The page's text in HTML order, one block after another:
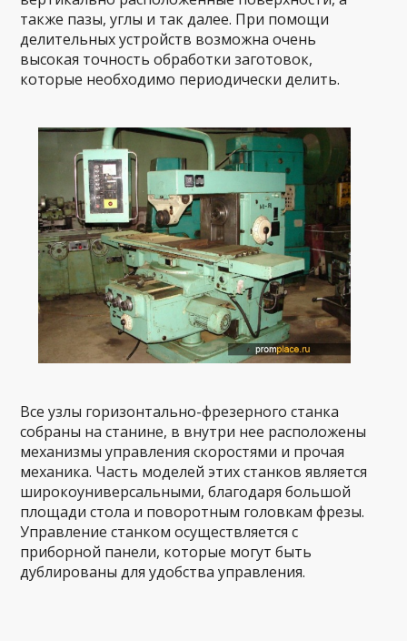
также пазы, углы и так далее. При помощи
делительных устройств возможна очень
высокая точность обработки заготовок,
которые необходимо периодически делить.
Все узлы горизонтально-фрезерного станка
собраны на станине, в внутри нее расположены
механизмы управления скоростями и прочая
механика. Часть моделей этих станков является
широкоуниверсальными, благодаря большой
площади стола и поворотным головкам фрезы.
Управление станком осуществляется с
приборной панели, которые могут быть
дублированы для удобства управления.